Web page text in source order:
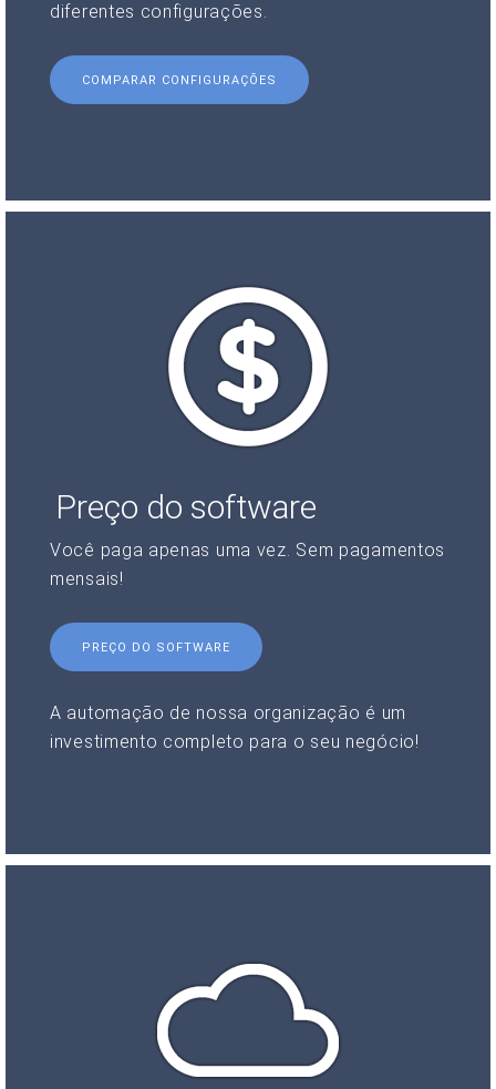
diferentes configurações.
COMPARAR CONFIGURAÇÕES
Preço do software
Você paga apenas uma vez. Sem pagamentos
mensais!
PREÇO DO SOFTWARE
A automação de nossa organização é um
investimento completo para o seu negócio!